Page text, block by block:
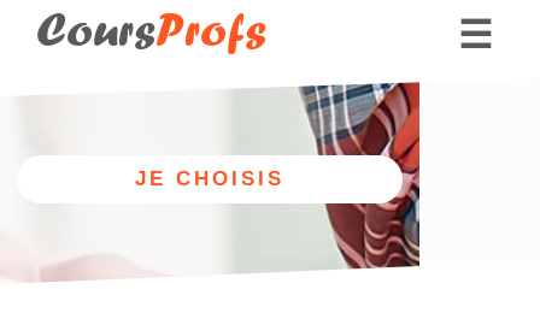
CoursProfs
Nos professeurs
Donner des cours
☰